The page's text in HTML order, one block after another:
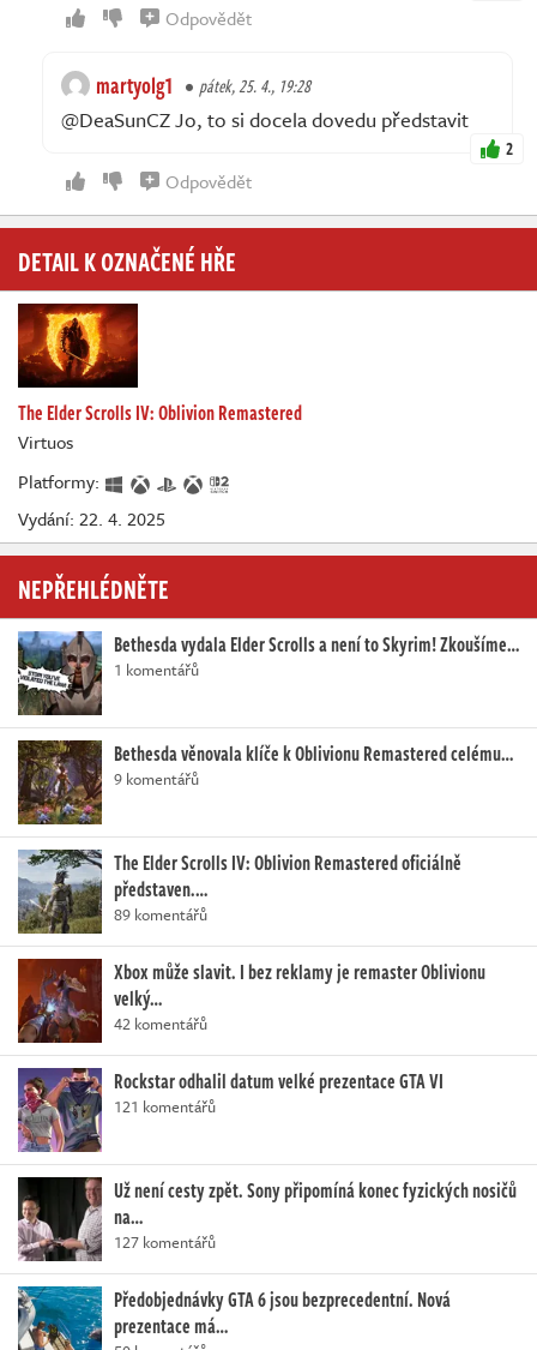
Odpovědět
martyolg1 pátek, 25. 4., 19:28
@DeaSunCZ Jo, to si docela dovedu představit
2
Odpovědět
DETAIL K OZNAČENÉ HŘE
The Elder Scrolls IV: Oblivion Remastered
Virtuos
Platformy:
Vydání: 22. 4. 2025
NEPŘEHLÉDNĚTE
Bethesda vydala Elder Scrolls a není to Skyrim! Zkoušíme…
1 komentářů
Bethesda věnovala klíče k Oblivionu Remastered celému…
9 komentářů
The Elder Scrolls IV: Oblivion Remastered oficiálně
představen.…
89 komentářů
Xbox může slavit. I bez reklamy je remaster Oblivionu
velký…
42 komentářů
Rockstar odhalil datum velké prezentace GTA VI
121 komentářů
Už není cesty zpět. Sony připomíná konec fyzických nosičů
na…
127 komentářů
Předobjednávky GTA 6 jsou bezprecedentní. Nová
prezentace má…